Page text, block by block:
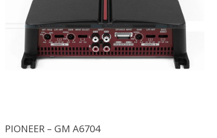
PIONEER – GM A6704